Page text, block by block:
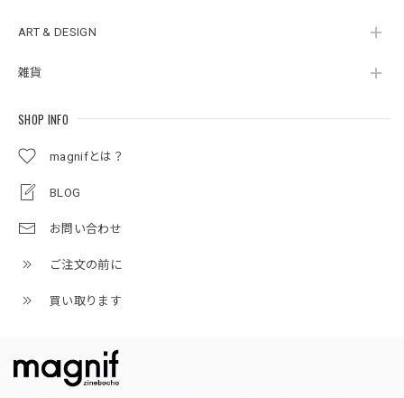
ART & DESIGN
雑貨
SHOP INFO
magnifとは？
BLOG
お問い合わせ
ご注文の前に
買い取ります